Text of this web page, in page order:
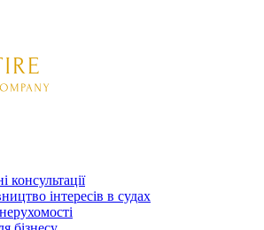
інтересів в судах